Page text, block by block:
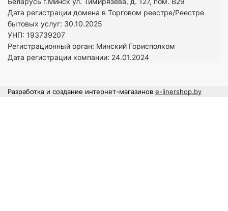
Дата регистрации домена в Торговом реестре/Реестре
бытовых услуг: 30.10.2025
УНП: 193739207
Регистрационный орган: Минский Горисполком
Дата регистрации компании: 24.01.2024
Разработка и создание интернет-магазинов e-linershop.by